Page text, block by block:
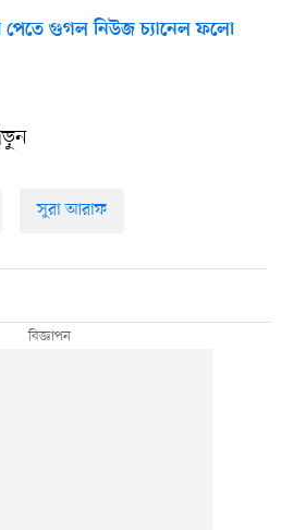
গুগল নিউজ চ্যানেল ফলো
সুরা আরাফ